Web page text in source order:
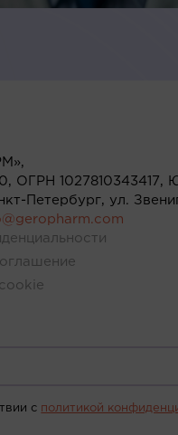
ОГРН 1027810343417,
Петербург, ул.
c политикой